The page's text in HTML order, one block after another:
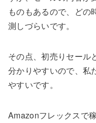
ものもあるので、どの
測しづらいです。
その点、初売りセール
分かりやすいので、私
やすいです。
Amazonフレックスで